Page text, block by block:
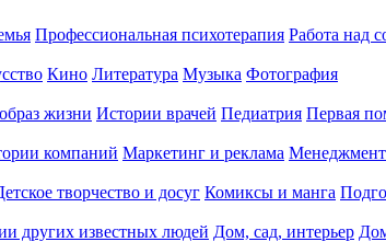
Профессиональная психотерапия Работа над
Кино Литература Музыка Фотография
жизни Истории врачей Педиатрия Первая
компаний Маркетинг и реклама Менеджмент
творчество и досуг Комиксы и манга
других известных людей Дом, сад, интерьер